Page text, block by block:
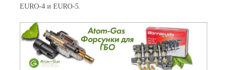
EURO-4 и EURO-5.